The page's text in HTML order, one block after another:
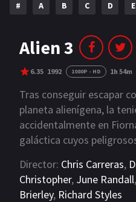
AÑOS
2023
2021
2019
2014
2002
2000
# A B C D E
Alien 3
6.35 1992 1080P - HD 1h 54m
Tras conseguir escapar
planeta alienígena, la
accidentalmente en
galáctica cuyos
Director: Chris Carreras,
Christopher, June Randall,
Brierley, Richard Styles